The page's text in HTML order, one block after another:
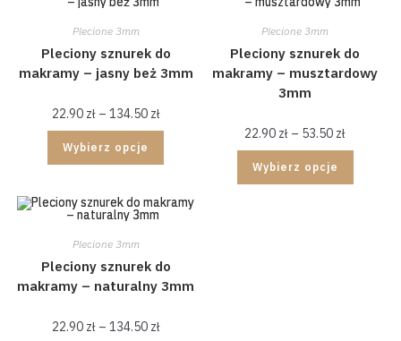
Plecione 3mm
Pleciony sznurek do
makramy – jasny beż 3mm
22.90 zł – 134.50 zł
Wybierz opcje
Plecione 3mm
Pleciony sznurek do
makramy – musztardowy
3mm
22.90 zł – 53.50 zł
Wybierz opcje
Plecione 3mm
Pleciony sznurek do
makramy – naturalny 3mm
22.90 zł – 134.50 zł